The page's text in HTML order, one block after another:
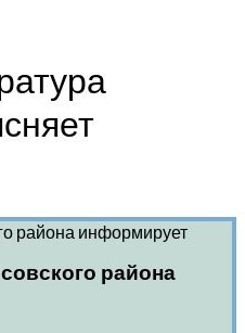
района информирует
района